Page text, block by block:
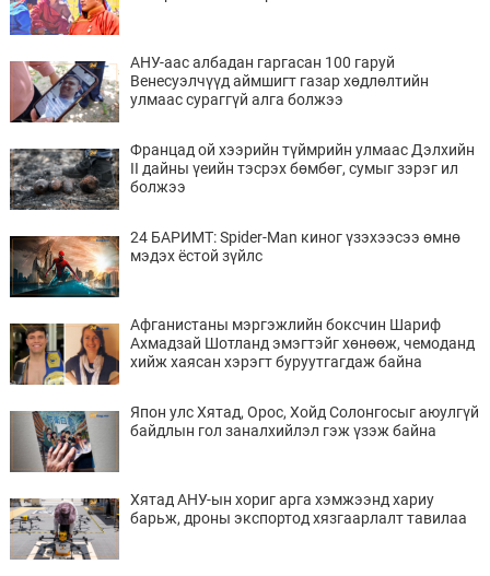
АНУ-аас албадан гаргасан 100 гаруй
Венесуэлчүүд аймшигт газар хөдлөлтийн
улмаас сураггүй алга болжээ
Францад ой хээрийн түймрийн улмаас Дэлхийн
II дайны үеийн тэсрэх бөмбөг, сумыг зэрэг ил
болжээ
24 БАРИМТ: Spider-Man киног үзэхээсээ өмнө
мэдэх ёстой зүйлс
Афганистаны мэргэжлийн боксчин Шариф
Ахмадзай Шотланд эмэгтэйг хөнөөж, чемоданд
хийж хаясан хэрэгт буруутгагдаж байна
Япон улс Хятад, Орос, Хойд Солонгосыг аюулгүй
байдлын гол заналхийлэл гэж үзэж байна
Хятад АНУ-ын хориг арга хэмжээнд хариу
барьж, дроны экспортод хязгаарлалт тавилаа